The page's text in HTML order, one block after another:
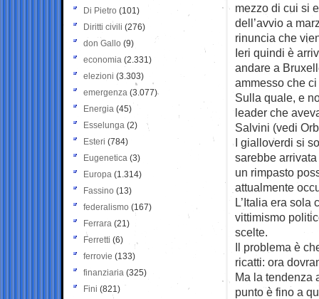
mezzo di cui si
dell’avvio a
rinuncia che
Ieri quindi è
andare a
ammesso che
Sulla quale, e
leader che
Salvini (vedi
I gialloverdi si
sarebbe
un rimpasto
attualmente
L’Italia era sola
vittimismo
scelte.
Il problema è
ricatti: ora
Ma la tendenza
punto è fino a
Di Pietro (101)
Diritti civili (276)
don Gallo (9)
economia (2.331)
elezioni (3.303)
emergenza (3.077)
Energia (45)
Esselunga (2)
Esteri (784)
Eugenetica (3)
Europa (1.314)
Fassino (13)
federalismo (167)
Ferrara (21)
Ferretti (6)
ferrovie (133)
finanziaria (325)
Fini (821)